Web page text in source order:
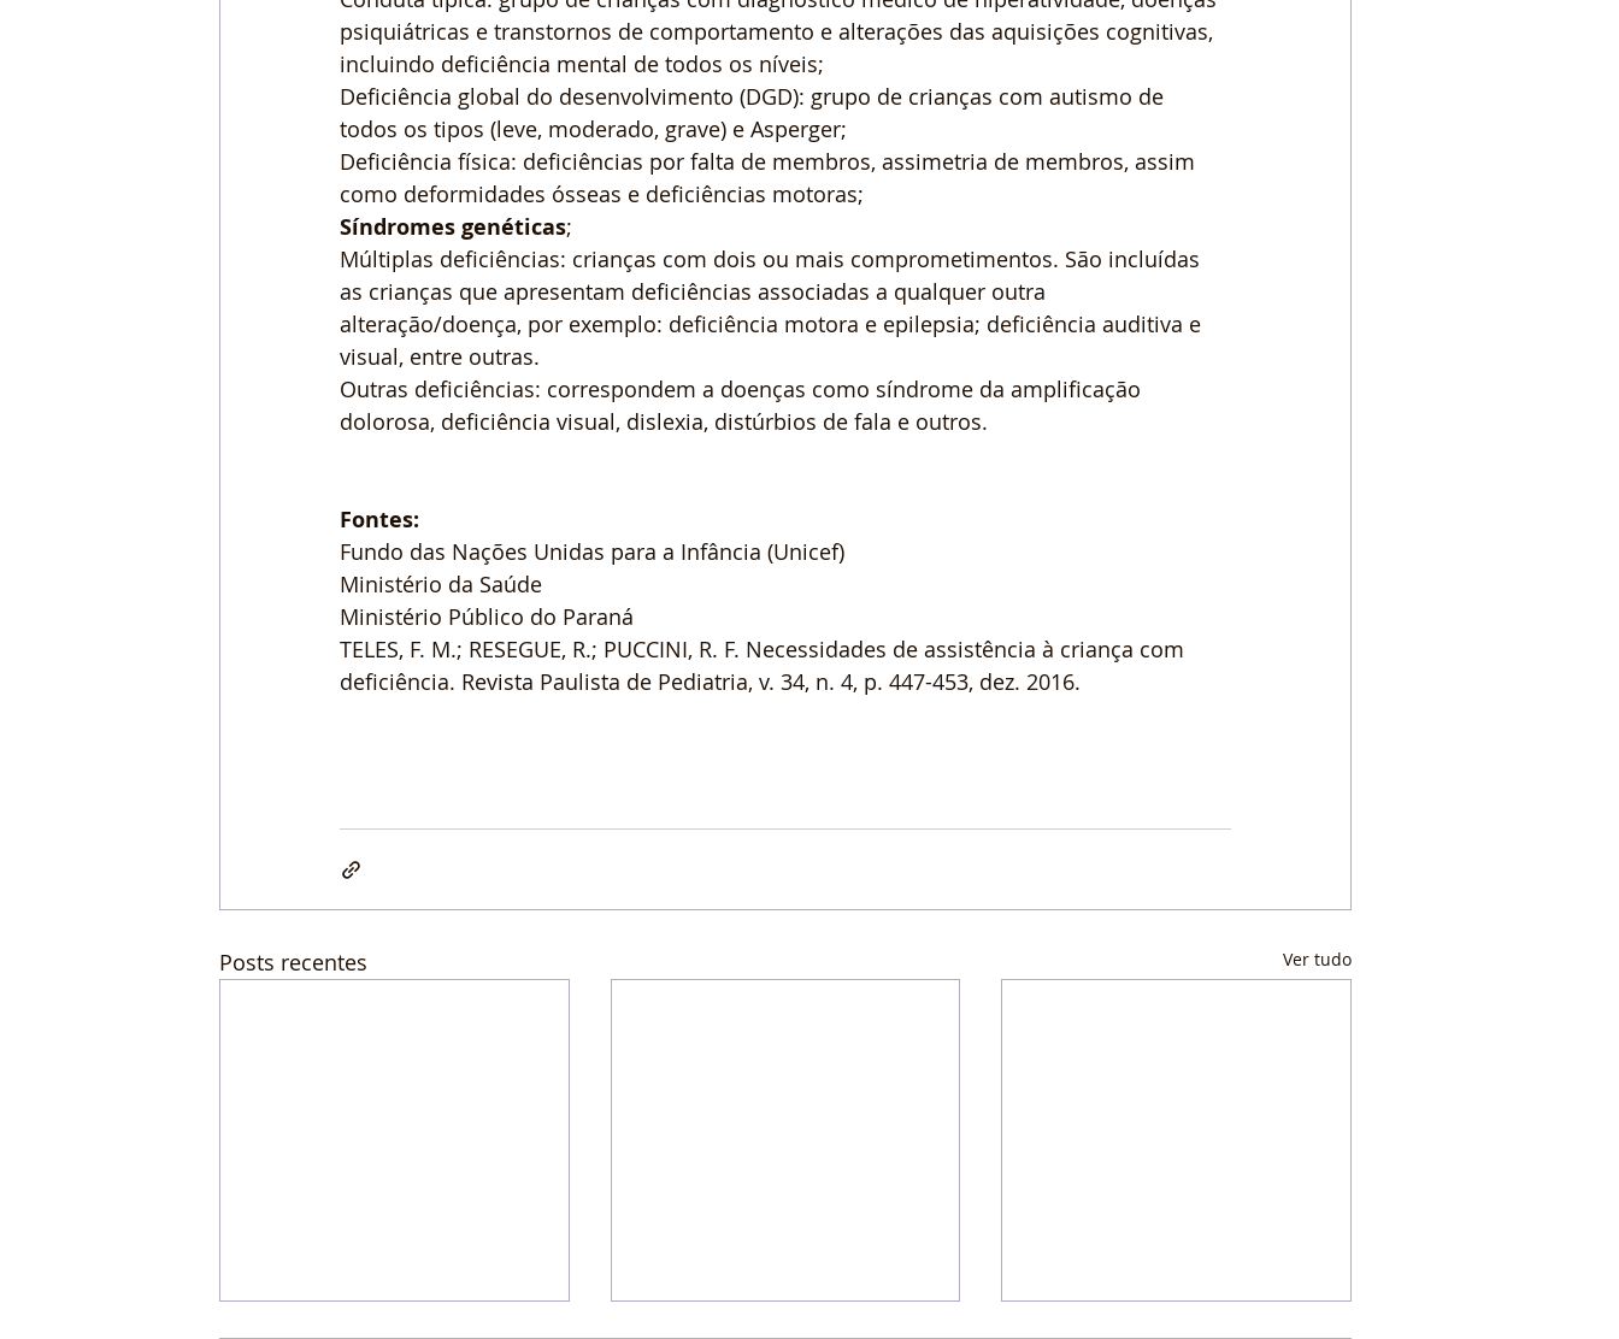
psiquiátricas e transtornos de comportamento e alterações das aquisições cognitivas,
incluindo deficiência mental de todos os níveis;
Deficiência global do desenvolvimento (DGD): grupo de crianças com autismo de
todos os tipos (leve, moderado, grave) e Asperger;
Deficiência física: deficiências por falta de membros, assimetria de membros, assim
como deformidades ósseas e deficiências motoras;
Síndromes genéticas;
Múltiplas deficiências: crianças com dois ou mais comprometimentos. São incluídas
as crianças que apresentam deficiências associadas a qualquer outra
alteração/doença, por exemplo: deficiência motora e epilepsia; deficiência auditiva e
visual, entre outras.
Outras deficiências: correspondem a doenças como síndrome da amplificação
dolorosa, deficiência visual, dislexia, distúrbios de fala e outros.
Fontes:
Fundo das Nações Unidas para a Infância (Unicef)
Ministério da Saúde
Ministério Público do Paraná
TELES, F. M.; RESEGUE, R.; PUCCINI, R. F. Necessidades de assistência à criança com
deficiência. Revista Paulista de Pediatria, v. 34, n. 4, p. 447-453, dez. 2016.
Posts recentes Ver tudo